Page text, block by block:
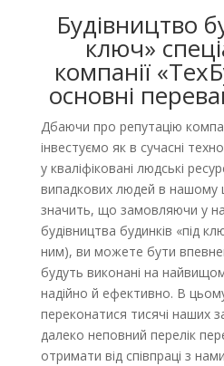
Будівництво
ключ»
компанії
основні
Дбаючи про репутацію
інвестуємо як в сучасні
у кваліфіковані людські
випадкових людей в нашому
значить, що замовляючи у
будівництва будинків «під
ним), ви можете бути
будуть виконані на
надійно й ефективно. В
переконатися тисячі наших
далеко неповний перелік
отримати від співпраці з